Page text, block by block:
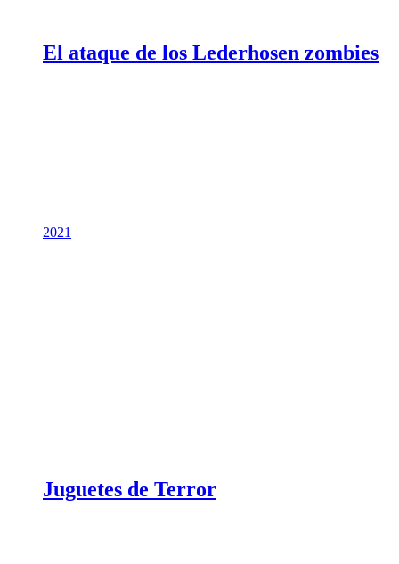
El ataque de los Lederhosen zombies
2021
Juguetes de Terror